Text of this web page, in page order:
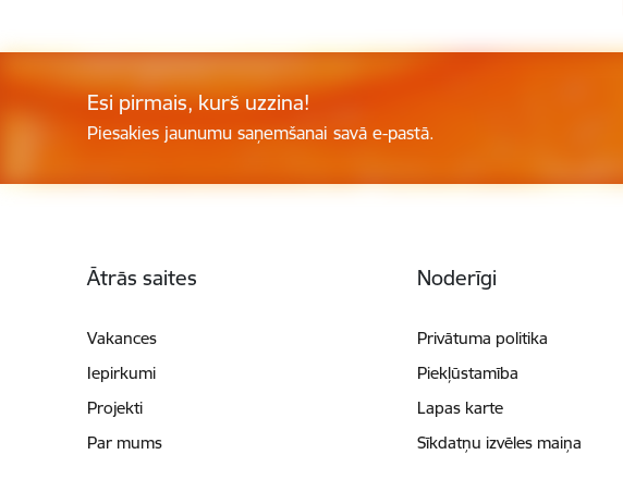
Esi pirmais, kurš uzzina!
Piesakies jaunumu saņemšanai savā e-pastā.
Ātrās saites
Vakances
Iepirkumi
Projekti
Par mums
Noderīgi
Privātuma politika
Piekļūstamība
Lapas karte
Sīkdatņu izvēles maiņa